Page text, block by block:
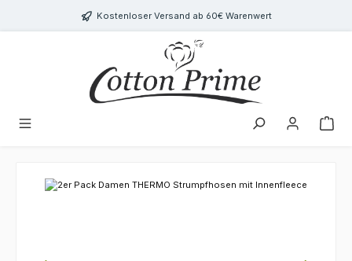
Zum Hauptinhalt springenKostenloser Versand ab 60€ Warenwert
Bildergalerie überspringen